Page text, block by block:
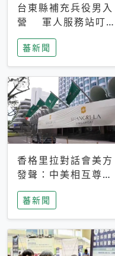
台東縣補充兵役男入
營 軍人服務站叮嚀
及歡送
蕃新聞
香格里拉對話會美方
發聲：中美相互尊
重、良性溝通事關全
球和平穩定
蕃新聞